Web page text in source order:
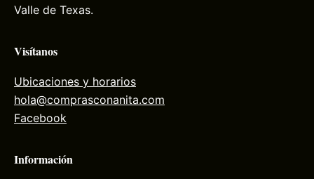
Valle de Texas.
Visítanos
Ubicaciones y horarios
hola@comprasconanita.com
Facebook
Información